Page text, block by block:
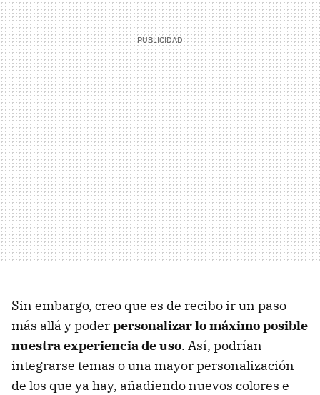
Sin embargo, creo que es de recibo ir un paso
más allá y poderpersonalizar lo máximo posible
nuestra experiencia de uso. Así, podrían
integrarse temas o una mayor personalización
de los que ya hay, añadiendo nuevos colores e